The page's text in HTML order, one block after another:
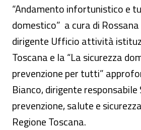
“Andamento infortunistico e
domestico” a cura di
dirigente Ufficio attività
Toscana e la “La sicurezza
prevenzione per tutti”
Bianco, dirigente
prevenzione, salute e
Regione Toscana.